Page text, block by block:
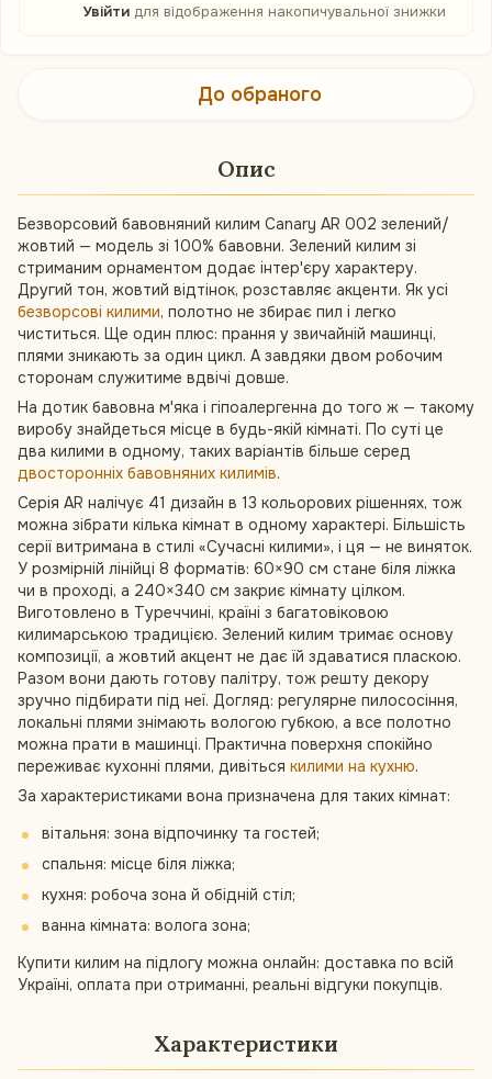
Увійтидля відображення накопичувальної знижки
До обраного
Опис
Безворсовий бавовняний килим Canary AR 002 зелений/
жовтий — модель зі 100% бавовни. Зелений килим зі
стриманим орнаментом додає інтер'єру характеру.
Другий тон, жовтий відтінок, розставляє акценти. Як усі
безворсові килими, полотно не збирає пил і легко
чиститься. Ще один плюс: прання у звичайній машинці,
плями зникають за один цикл. А завдяки двом робочим
сторонам служитиме вдвічі довше.
На дотик бавовна м'яка і гіпоалергенна до того ж — такому
виробу знайдеться місце в будь-якій кімнаті. По суті це
два килими в одному, таких варіантів більше серед
двосторонніх бавовняних килимів.
Серія AR налічує 41 дизайн в 13 кольорових рішеннях, тож
можна зібрати кілька кімнат в одному характері. Більшість
серії витримана в стилі «Сучасні килими», і ця — не виняток.
У розмірній лінійці 8 форматів: 60×90 см стане біля ліжка
чи в проході, а 240×340 см закриє кімнату цілком.
Виготовлено в Туреччині, країні з багатовіковою
килимарською традицією. Зелений килим тримає основу
композиції, а жовтий акцент не дає їй здаватися пласкою.
Разом вони дають готову палітру, тож решту декору
зручно підбирати під неї. Догляд: регулярне пилососіння,
локальні плями знімають вологою губкою, а все полотно
можна прати в машинці. Практична поверхня спокійно
переживає кухонні плями, дивіться килими на кухню.
За характеристиками вона призначена для таких кімнат:
вітальня: зона відпочинку та гостей;
спальня: місце біля ліжка;
кухня: робоча зона й обідній стіл;
ванна кімната: волога зона;
Купити килим на підлогу можна онлайн: доставка по всій
Україні, оплата при отриманні, реальні відгуки покупців.
Характеристики